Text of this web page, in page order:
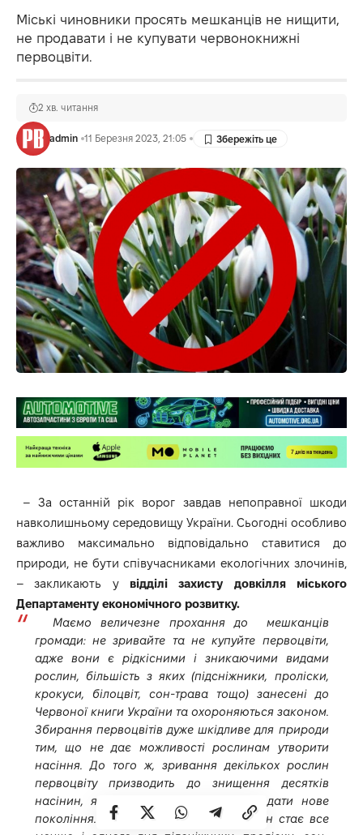
Міські чиновники просять мешканців не нищити,
не продавати і не купувати червонокнижні
первоцвіти.
admin 11 Березня 2023, 21:05
2 хв. читання
– За останній рік ворог завдав непоправної шкоди
навколишньому середовищу України. Сьогодні особливо
важливо максимально відповідально ставитися до
природи, не бути співучасниками екологічних злочинів,
– закликають у відділі захисту довкілля міського
Департаменту економічного розвитку.
Маємо величезне прохання до мешканців
громади: не зривайте та не купуйте первоцвіти,
адже вони є рідкісними і зникаючими видами
рослин, більшість з яких (підсніжники, проліски,
крокуси, білоцвіт, сон-трава тощо) занесені до
Червоної книги України та охороняються законом.
Збирання первоцвітів дуже шкідливе для природи
тим, що не дає можливості рослинам утворити
насіння. До того ж, зривання декількох рослин
первоцвіту призводить до знищення десятків
насінин, які в майбутньому могли б дати нове
покоління.
З кожним роком цих рослин стає все